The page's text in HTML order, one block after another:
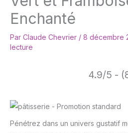
Enchanté
Par Claude Chevrier / 8 décembre
lecture
4.9/5 -
Pénétrez dans un univers gustatif